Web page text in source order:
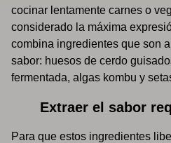
cocinar lentamente carnes o
considerado la máxima
combina ingredientes que son
sabor: huesos de cerdo
fermentada, algas kombu y
Extraer el sabor
Para que estos ingredientes